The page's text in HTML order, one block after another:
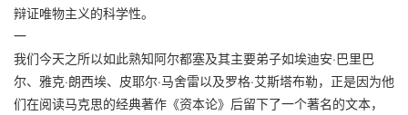
辩证唯物主义的科学性。
一
我们今天之所以如此熟知阿尔都塞及其主要弟子如埃迪安·巴里巴
尔、雅克·朗西埃、皮耶尔·马舍雷以及罗格·艾斯塔布勒，正是因为他
们在阅读马克思的经典著作《资本论》后留下了一个著名的文本，